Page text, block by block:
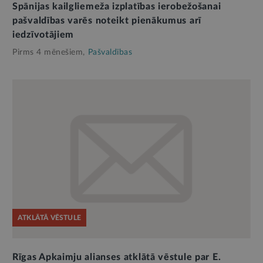
Spānijas kailgliemeža izplatības ierobežošanai
pašvaldības varēs noteikt pienākumus arī
iedzīvotājiem
Pirms 4 mēnešiem, Pašvaldības
ATKLĀTĀ VĒSTULE
Rīgas Apkaimju alianses atklātā vēstule par E.